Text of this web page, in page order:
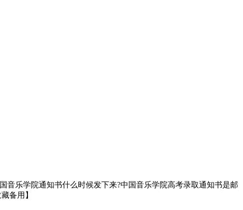
音乐学院通知书什么时候发下来?中国音乐学院高考录取通知书是邮
备用】